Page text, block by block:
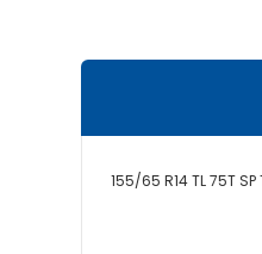
155/65 R14 TL 75T SP